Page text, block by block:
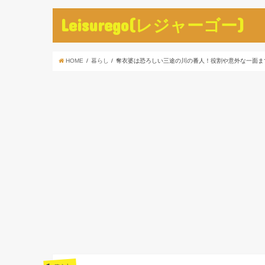
Leisurego(レジャーゴー)
HOME 暮らし 奪衣婆は恐ろしい三途の川の番人！役割や意外な一面ま